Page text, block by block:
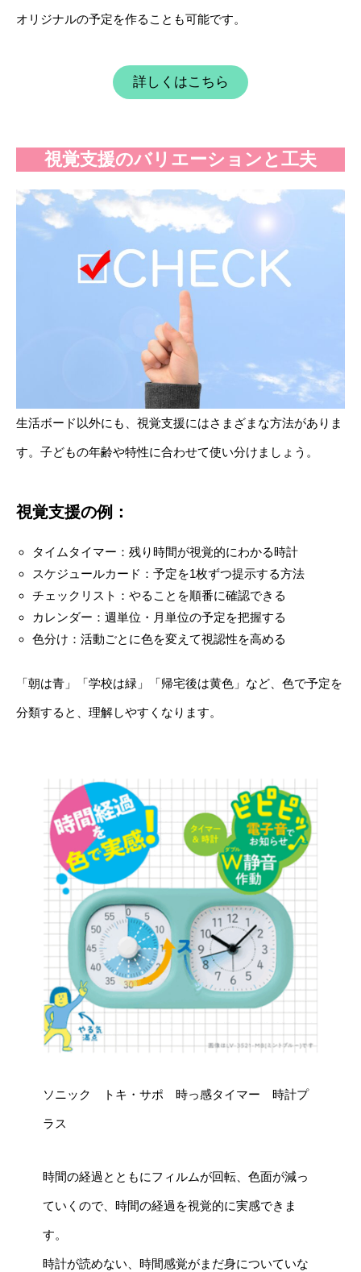
オリジナルの予定を作ることも可能です。
詳しくはこちら
視覚支援のバリエーションと工夫
生活ボード以外にも、視覚支援にはさまざまな方法がありま
す。子どもの年齢や特性に合わせて使い分けましょう。
視覚支援の例：
タイムタイマー：残り時間が視覚的にわかる時計
スケジュールカード：予定を1枚ずつ提示する方法
チェックリスト：やることを順番に確認できる
カレンダー：週単位・月単位の予定を把握する
色分け：活動ごとに色を変えて視認性を高める
「朝は青」「学校は緑」「帰宅後は黄色」など、色で予定を
分類すると、理解しやすくなります。
ソニック トキ・サポ 時っ感タイマー 時計プ
ラス
時間の経過とともにフィルムが回転、色面が減っ
ていくので、時間の経過を視覚的に実感できま
す。
時計が読めない、時間感覚がまだ身についていな